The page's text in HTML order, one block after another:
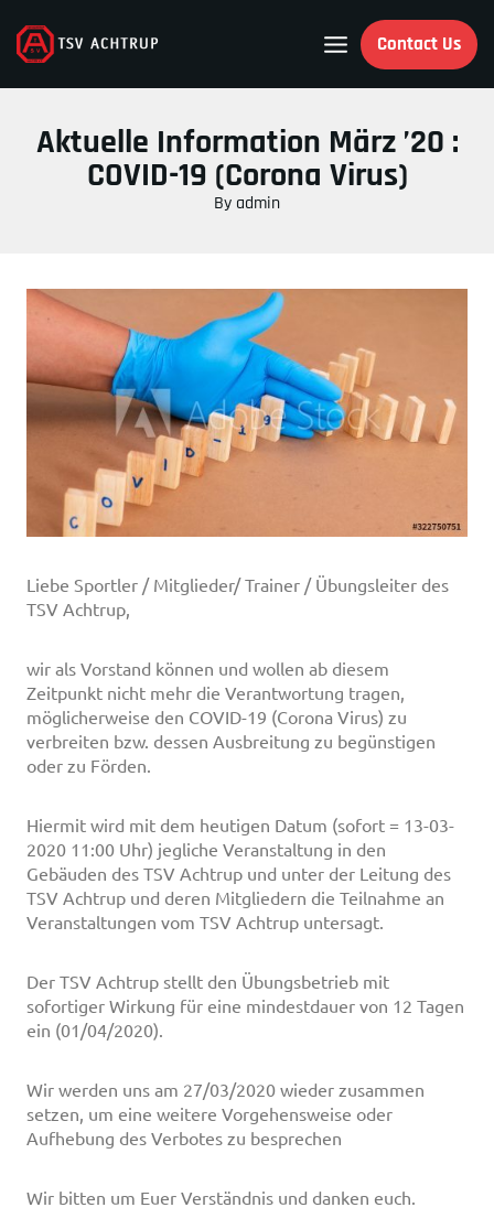
content
Contact Us
Aktuelle Information März ’20 :
COVID-19 (Corona Virus)
By admin
Liebe Sportler / Mitglieder/ Trainer / Übungsleiter des
TSV Achtrup,
wir als Vorstand können und wollen ab diesem
Zeitpunkt nicht mehr die Verantwortung tragen,
möglicherweise den COVID-19 (Corona Virus) zu
verbreiten bzw. dessen Ausbreitung zu begünstigen
oder zu Förden.
Hiermit wird mit dem heutigen Datum (sofort = 13-03-
2020 11:00 Uhr) jegliche Veranstaltung in den
Gebäuden des TSV Achtrup und unter der Leitung des
TSV Achtrup und deren Mitgliedern die Teilnahme an
Veranstaltungen vom TSV Achtrup untersagt.
Der TSV Achtrup stellt den Übungsbetrieb mit
sofortiger Wirkung für eine mindestdauer von 12 Tagen
ein (01/04/2020).
Wir werden uns am 27/03/2020 wieder zusammen
setzen, um eine weitere Vorgehensweise oder
Aufhebung des Verbotes zu besprechen
Wir bitten um Euer Verständnis und danken euch.